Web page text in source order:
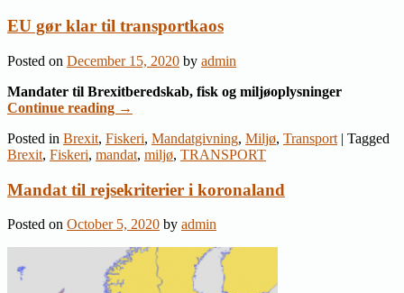
EU gør klar til transportkaos
Posted on December 15, 2020 by admin
Mandater til Brexitberedskab, fisk og miljøoplysninger
Continue reading →
Posted in Brexit, Fiskeri, Mandatgivning, Miljø, Transport | Tagged
Brexit, Fiskeri, mandat, miljø, TRANSPORT
Mandat til rejsekriterier i koronaland
Posted on October 5, 2020 by admin